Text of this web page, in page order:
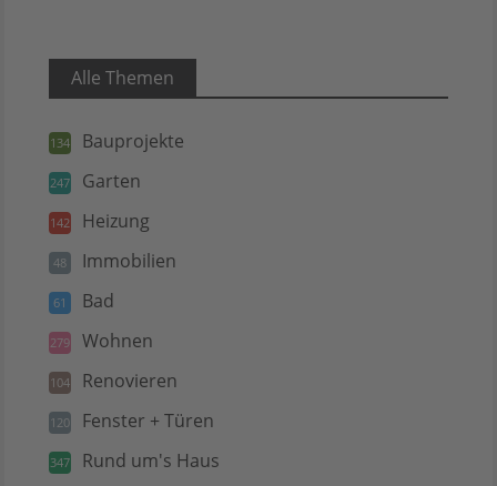
Alle Themen
134 Bauprojekte
247 Garten
142 Heizung
48 Immobilien
61 Bad
279 Wohnen
104 Renovieren
120 Fenster + Türen
347 Rund um's Haus